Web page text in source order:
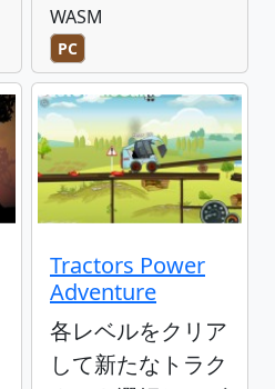
WASM
PC
Tractors Power
Adventure
各レベルをクリア
して新たなトラク